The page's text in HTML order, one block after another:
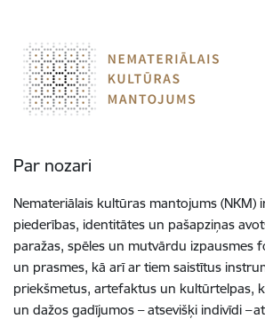
Par nozari
Nemateriālais kultūras mantojums (NKM)
piederības, identitātes un pašapziņas
paražas, spēles un mutvārdu izpausmes
un prasmes, kā arī ar tiem saistītus
priekšmetus, artefaktus un kultūrtelpas,
un dažos gadījumos – atsevišķi indivīdi –